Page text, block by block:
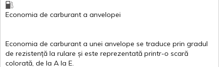
Economia de carburant a anvelopei
Economia de carburant a unei anvelope se traduce prin gradul
de rezistență la rulare și este reprezentată printr-o scară
colorată, de la A la E.